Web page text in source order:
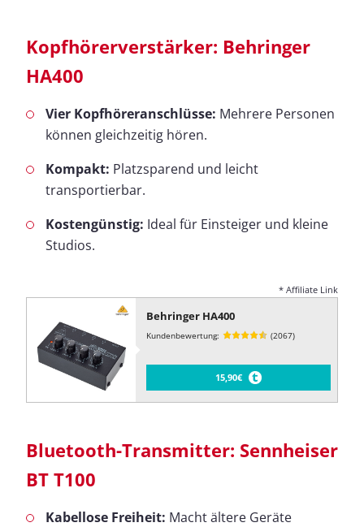
Kopfhörerverstärker: Behringer
HA400
Vier Kopfhöreranschlüsse: Mehrere Personen
können gleichzeitig hören.
Kompakt: Platzsparend und leicht
transportierbar.
Kostengünstig: Ideal für Einsteiger und kleine
Studios.
* Affiliate Link
Behringer HA400
Kundenbewertung: (2067)
15,90€
Bluetooth-Transmitter: Sennheiser
BT T100
Kabellose Freiheit: Macht ältere Geräte